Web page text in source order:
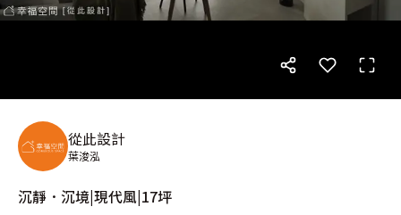
從此設計
葉浚泓
沉靜．沉境|現代風|17坪